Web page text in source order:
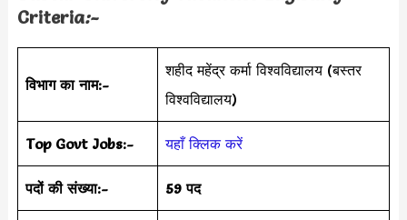
Criteria:-
विभाग का नाम:-
शहीद महेंद्र कर्मा विश्वविद्यालय (बस्तर
विश्वविद्यालय)
Top Govt Jobs:- यहाँ क्लिक करें
पदों की संख्या:- 59 पद